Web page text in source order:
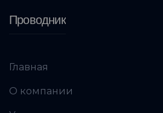
Проводник
Главная
О компании